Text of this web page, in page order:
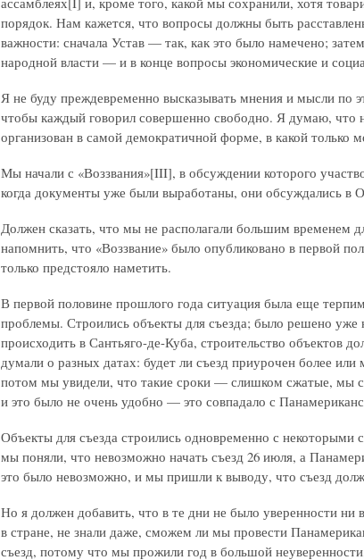
порядок. Нам кажется, что вопросы должны быть
важности: сначала Устав — так, как это было намечено;
народной власти — и в конце вопросы экономические и
Я не буду преждевременно высказывать мнения и мысли
чтобы каждый говорил совершенно свободно. Я думаю, что
организован в самой демократичной форме, в какой только
Мы начали с «Воззвания»[III], в обсуждении которого
когда документы уже были выработаны, они обсуждались в
Должен сказать, что мы не располагали большим временем
напомнить, что «Воззвание» было опубликовано в первой
только предстояло наметить.
В первой половине прошлого года ситуация была еще
проблемы. Строились объекты для съезда; было решено уже
происходить в Сантьяго-де-Куба, строительство объектов
думали о разных датах: будет ли съезд приурочен более
потом мы увидели, что такие сроки — слишком сжатые, мы
и это было не очень удобно — это совпадало с
Объекты для съезда строились одновременно с
мы поняли, что невозможно начать съезд 26 июля, а
это было невозможно, и мы пришли к выводу, что съезд
Но я должен добавить, что в те дни не было уверенности
в стране, не знали даже, сможем ли мы провести
съезд, потому что мы прожили год в большой